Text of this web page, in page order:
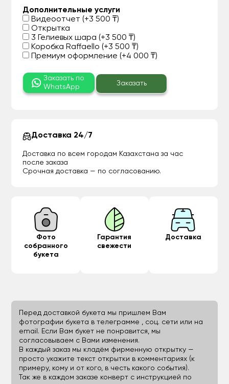
Дополнительные услуги
Видеоотчет (+3 500 ₸)
Открытка
3 Гелиевых шара (+3 500 ₸)
Коробка Raffaello (+3 500 ₸)
Премиум оформление (+4 000 ₸)
Заказать по
WhatsApp
Заказать
Доставка 24/7
Доставка по всем городам Казахстана за час
после заказа
Срочная доставка — по согласованию.
Фото
собранного
букета
Гарантия
свежести
Доставка
Перед доставкой букета мы пришлем Вам
фотографии букета в телеграмме , соц. сети или на
email. Если Вам букет не понравится, мы
согласовываем с Вами изменения.
В каждый заказ мы кладём фирменную открытку —
просто укажите текст открытки в комментариях (к
примеру, кому и от кого, в честь какого события).
Так же в каждом заказе конверт с инструкцией по